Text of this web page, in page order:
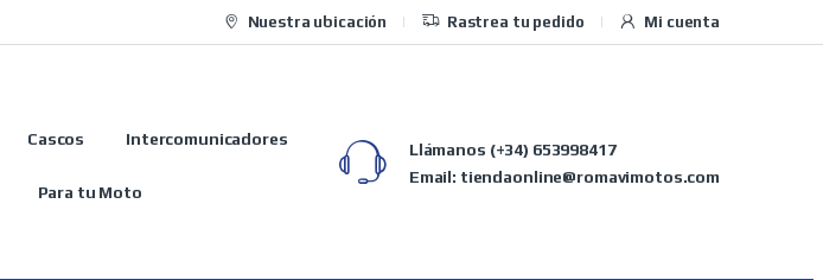
Nuestra ubicación Rastrea tu pedido Mi cuenta
Cascos Intercomunicadores
Para tu Moto
Llámanos (+34) 653998417
Email: tiendaonline@romavimotos.com